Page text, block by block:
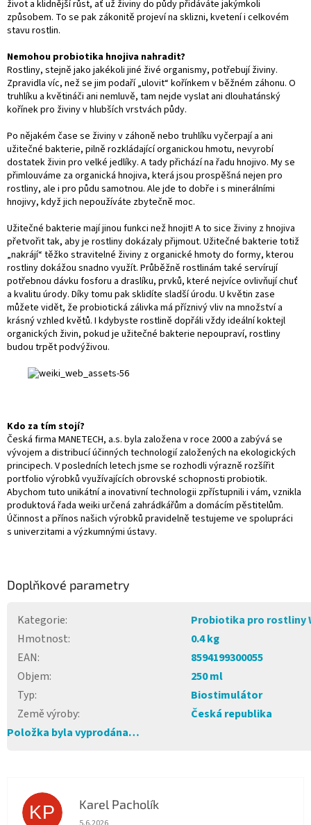
život a klidnější růst, ať už živiny do půdy přidáváte jakýmkoli
způsobem. To se pak zákonitě projeví na sklizni, kvetení i celkovém
stavu rostlin.
Nemohou probiotika hnojiva nahradit?
Rostliny, stejně jako jakékoli jiné živé organismy, potřebují živiny.
Zpravidla víc, než se jim podaří „ulovit“ kořínkem v běžném záhonu. O
truhlíku a květináči ani nemluvě, tam nejde vyslat ani dlouhatánský
kořínek pro živiny v hlubších vrstvách půdy.
Po nějakém čase se živiny v záhoně nebo truhlíku vyčerpají a ani
užitečné bakterie, pilně rozkládající organickou hmotu, nevyrobí
dostatek živin pro velké jedlíky. A tady přichází na řadu hnojivo. My se
přimlouváme za organická hnojiva, která jsou prospěšná nejen pro
rostliny, ale i pro půdu samotnou. Ale jde to dobře i s minerálními
hnojivy, když jich nepoužíváte zbytečně moc.
Užitečné bakterie mají jinou funkci než hnojit! A to sice živiny z hnojiva
přetvořit tak, aby je rostliny dokázaly přijmout. Užitečné bakterie totiž
„nakrájí“ těžko stravitelné živiny z organické hmoty do formy, kterou
rostliny dokážou snadno využít. Průběžně rostlinám také servírují
potřebnou dávku fosforu a draslíku, prvků, které nejvíce ovlivňují chuť
a kvalitu úrody. Díky tomu pak sklidíte sladší úrodu. U květin zase
můžete vidět, že probiotická zálivka má příznivý vliv na množství a
krásný vzhled květů. I kdybyste rostlině dopřáli vždy ideální koktejl
organických živin, pokud je užitečné bakterie nepoupraví, rostliny
budou trpět podvýživou.
Kdo za tím stojí?
Česká firma MANETECH, a.s. byla založena v roce 2000 a zabývá se
vývojem a distribucí účinných technologií založených na ekologických
principech. V posledních letech jsme se rozhodli výrazně rozšířit
portfolio výrobků využívajících obrovské schopnosti probiotik.
Abychom tuto unikátní a inovativní technologii zpřístupnili i vám, vznikla
produktová řada weiki určená zahrádkářům a domácím pěstitelům.
Účinnost a přínos našich výrobků pravidelně testujeme ve spolupráci
s univerzitami a výzkumnými ústavy.
Doplňkové parametry
Kategorie:
Probiotika pro rostliny
Hmotnost:
0.4 kg
EAN:
8594199300055
Objem:
250 ml
Typ:
Biostimulátor
Země výroby:
Česká republika
Položka byla vyprodána…
KP Karel Pacholík
Hodnocení obchodu je 4 z 5 hvězdiček.